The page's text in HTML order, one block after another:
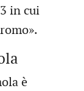
in cui
è